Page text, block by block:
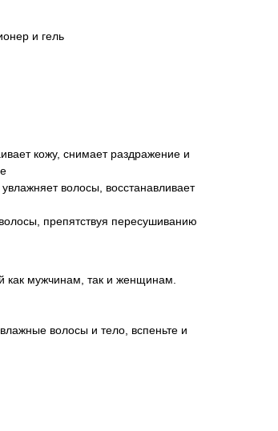
и гель
кожу, снимает раздражение и
волосы, восстанавливает
препятствуя пересушиванию
как мужчинам, так и женщинам.
волосы и тело, вспеньте и